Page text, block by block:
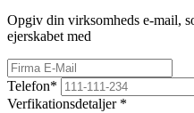
Opgiv din virksomheds e-mail,
ejerskabet med
Telefon*
Verfikationsdetaljer *